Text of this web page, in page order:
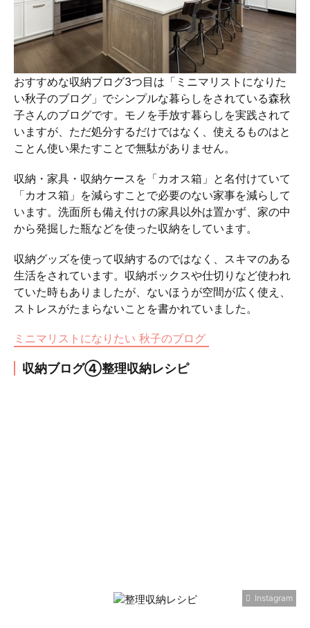
おすすめな収納ブログ3つ目は「ミニマリストになりた
い秋子のブログ」でシンプルな暮らしをされている森秋
子さんのブログです。モノを手放す暮らしを実践されて
いますが、ただ処分するだけではなく、使えるものはと
ことん使い果たすことで無駄がありません。
収納・家具・収納ケースを「カオス箱」と名付けていて
「カオス箱」を減らすことで必要のない家事を減らして
います。洗面所も備え付けの家具以外は置かず、家の中
から発掘した瓶などを使った収納をしています。
収納グッズを使って収納するのではなく、スキマのある
生活をされています。収納ボックスや仕切りなど使われ
ていた時もありましたが、ないほうが空間が広く使え、
ストレスがたまらないことを書かれていました。
ミニマリストになりたい 秋子のブログ
収納ブログ④整理収納レシピ
Instagram